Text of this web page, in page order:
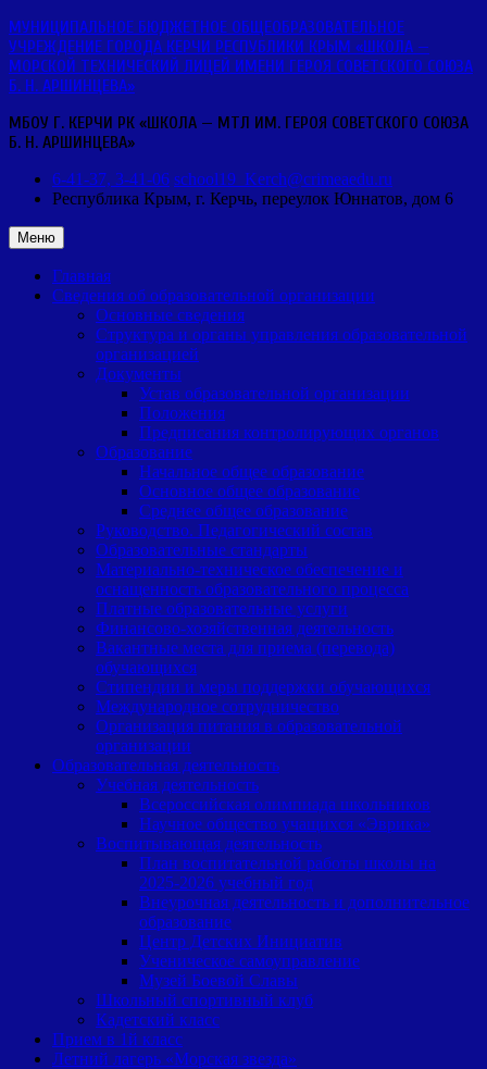
Перейти
к
содержимому
МУНИЦИПАЛЬНОЕ БЮДЖЕТНОЕ ОБЩЕОБРАЗОВАТЕЛЬНОЕ
УЧРЕЖДЕНИЕ ГОРОДА КЕРЧИ РЕСПУБЛИКИ КРЫМ «ШКОЛА —
МОРСКОЙ ТЕХНИЧЕСКИЙ ЛИЦЕЙ ИМЕНИ ГЕРОЯ СОВЕТСКОГО СОЮЗА
Б. Н. АРШИНЦЕВА»
МБОУ Г. КЕРЧИ РК «ШКОЛА — МТЛ ИМ. ГЕРОЯ СОВЕТСКОГО СОЮЗА
Б. Н. АРШИНЦЕВА»
6-41-37, 3-41-06 school19_Kerch@crimeaedu.ru
Республика Крым, г. Керчь, переулок Юннатов, дом 6
Меню
Главная
Сведения об образовательной организации
Основные сведения
Структура и органы управления образовательной
организацией
Документы
Устав образовательной организации
Положения
Предписания контролирующих органов
Образование
Начальное общее образование
Основное общее образование
Среднее общее образование
Руководство. Педагогический состав
Образовательные стандарты
Материально-техническое обеспечение и
оснащенность образовательного процесса
Платные образовательные услуги
Финансово-хозяйственная деятельность
Вакантные места для приема (перевода)
обучающихся
Cтипендии и меры поддержки обучающихся
Международное сотрудничество
Организация питания в образовательной
организации
Образовательная деятельность
Учебная деятельность
Всероссийская олимпиада школьников
Научное общество учащихся «Эврика»
Воспитывающая деятельность
План воспитательной работы школы на
2025-2026 учебный год
Внеурочная деятельность и дополнительное
образование
Центр Детских Инициатив
Ученическое самоуправление
Музей Боевой Славы
Школьный спортивный клуб
Кадетский класс
Прием в 1й класс
Летний лагерь «Морская звезда»